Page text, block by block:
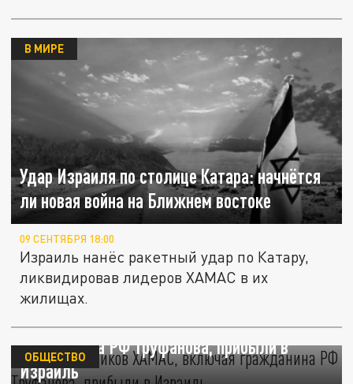
Удар Израиля по столице Катара: начнётся
ли новая война на Ближнем востоке
В МИРЕ
09 СЕНТЯБРЯ 18:00
Израиль нанёс ракетный удар по Катару,
ликвидировав лидеров ХАМАС в их
жилищах.
Трое заложников ХАМАС, включая
гражданина РФ Труфанова, прибыли в
Израиль
ОБЩЕСТВО